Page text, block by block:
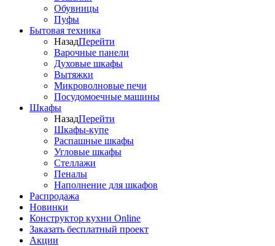
Обувницы
Пуфы
Бытовая техника
НазадПерейти
Варочные панели
Духовые шкафы
Вытяжки
Микроволновые печи
Посудомоечные машины
Шкафы
НазадПерейти
Шкафы-купе
Распашные шкафы
Угловые шкафы
Стеллажи
Пеналы
Наполнение для шкафов
Распродажа
Новинки
Конструктор кухни Online
Заказать бесплатный проект
Акции